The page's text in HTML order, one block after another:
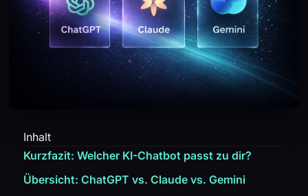
Inhalt
Kurzfazit: Welcher KI-Chatbot passt zu dir?
Übersicht: ChatGPT vs. Claude vs. Gemini